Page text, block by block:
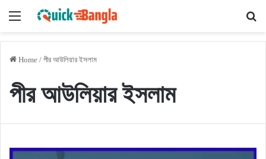
Menu
Home / পীর আউলিয়ার ইসলাম
পীর আউলিয়ার ইসলাম